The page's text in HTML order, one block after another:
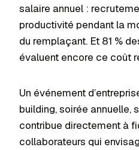
salaire annuel :
productivité pendant la
du remplaçant. Et 81 %
évaluent encore ce coût
Un événement
building, soirée annuelle,
contribue directement à
collaborateurs qui